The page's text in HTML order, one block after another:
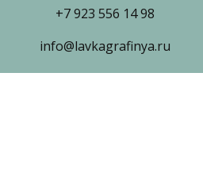
+7 923 556 14 98
info@lavkagrafinya.ru